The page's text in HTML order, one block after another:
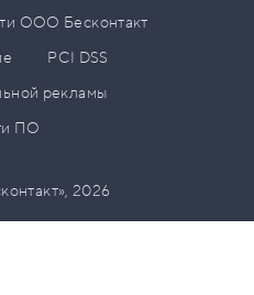
ООО Бесконтакт
PCI DSS
рекламы
ПО
2026